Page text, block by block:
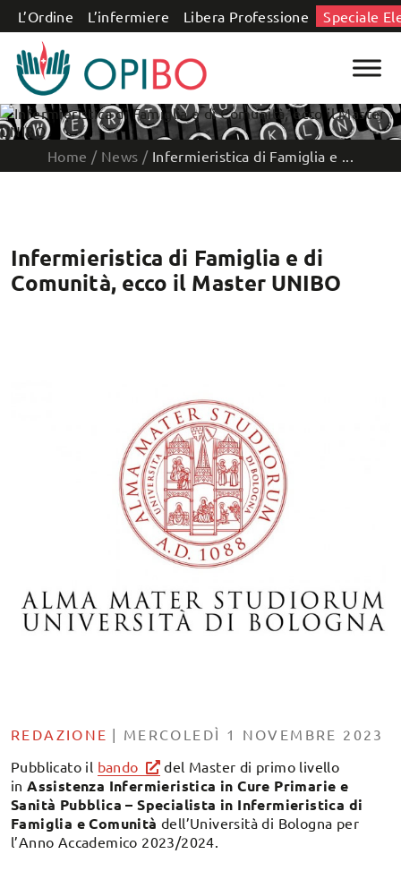
Salta al contenuto
L’Ordine L’infermiere Libera Professione Speciale
Home / News / Infermieristica di Famiglia e ...
Infermieristica di Famiglia e di
Comunità, ecco il Master UNIBO
REDAZIONE | MERCOLEDÌ 1 NOVEMBRE 2023
Pubblicato il bando
del Master di primo livello
inAssistenza Infermieristica in Cure Primarie e
Sanità Pubblica – Specialista in Infermieristica di
Famiglia e Comunità dell’Università di Bologna per
l’Anno Accademico 2023/2024.